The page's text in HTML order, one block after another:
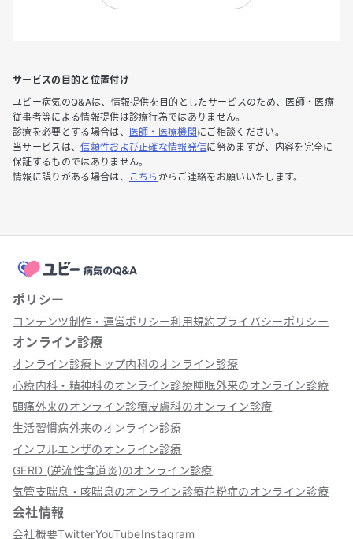
サービスの目的と位置付け
ユビー病気のQ&Aは、情報提供を目的としたサービスのため、医師・医療
従事者等による情報提供は診療行為ではありません。
診療を必要とする場合は、
医師・医療機関 にご相談ください。
当サービスは、信頼性および正確な情報発信に努めますが、内容を完全に
保証するものではありません。
情報に誤りがある場合は、
こちら からご連絡をお願いいたします。
ポリシー
コンテンツ制作・運営ポリシー利用規約プライバシーポリシー
オンライン診療
オンライン診療トップ内科のオンライン診療
心療内科・精神科のオンライン診療睡眠外来のオンライン診療
頭痛外来のオンライン診療皮膚科のオンライン診療
生活習慣病外来のオンライン診療
インフルエンザのオンライン診療
GERD (逆流性食道炎)のオンライン診療
気管支喘息・咳喘息のオンライン診療花粉症のオンライン診療
会社情報
会社概要TwitterYouTubeInstagram